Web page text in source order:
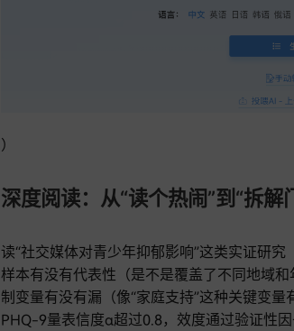
）
深度阅读：从“读个热闹”到“拆解
读“社交媒体对青少年抑郁影响”这类实证研
样本有没有代表性（是不是覆盖了不同地域
制变量有没有漏（像“家庭支持”这种关键变
PHQ-9量表信度α超过0.8，效度通过验证性